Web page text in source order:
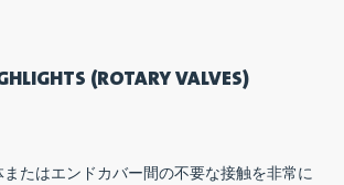
(ROTARY VALVES)
またはエンドカバー間の不要な接触を非常に